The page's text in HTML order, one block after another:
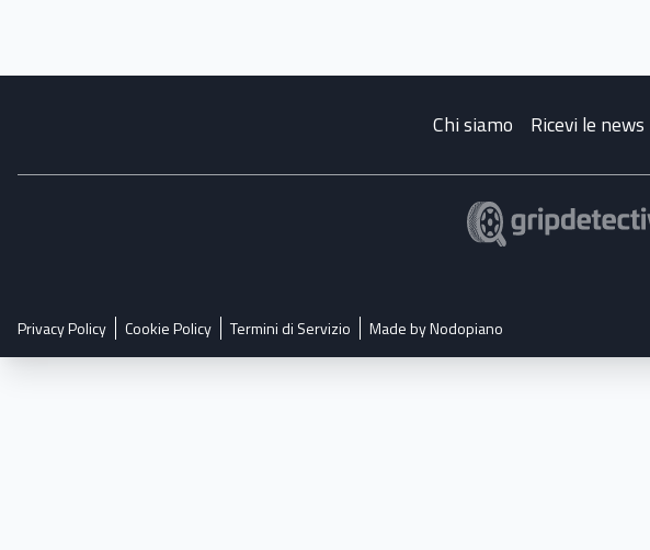
Chi siamo Ricevi le news
Privacy Policy Cookie Policy Termini di Servizio Made by Nodopiano